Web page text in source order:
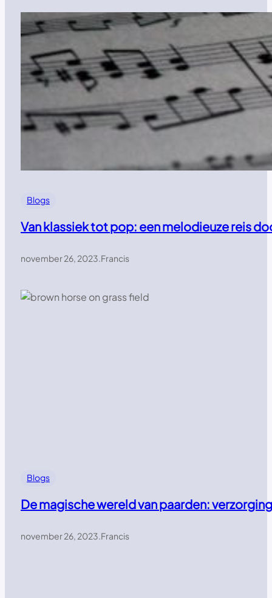
Blogs
Van klassiek tot pop: een melodieuze reis
november 26, 2023.Francis
Blogs
De magische wereld van paarden:
november 26, 2023.Francis